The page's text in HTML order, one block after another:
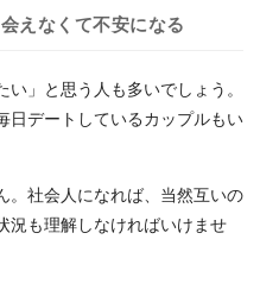
えなくて不安になる
」と思う人も多いでしょう。
日デートしているカップルもい
。社会人になれば、当然互いの
況も理解しなければいけませ